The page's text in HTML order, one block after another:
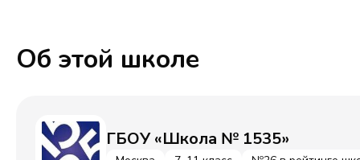
Об этой школе
ГБОУ «Школа № 1535»